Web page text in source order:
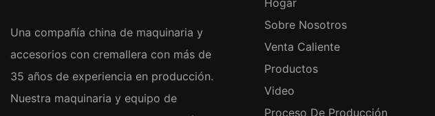
Una compañía china de maquinaria y
accesorios con cremallera con más de
35 años de experiencia en producción.
Nuestra maquinaria y equipo de
Sobre Nosotros
Venta Caliente
Productos
Video
Proceso De Producción